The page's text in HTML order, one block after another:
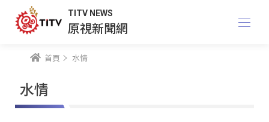
TITV NEWS
原視新聞網
首頁 水情
水情